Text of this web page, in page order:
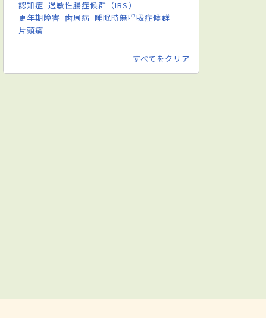
認知症 過敏性腸症候群（IBS）
更年期障害 歯周病 睡眠時無呼吸症候群
片頭痛
すべてをクリア